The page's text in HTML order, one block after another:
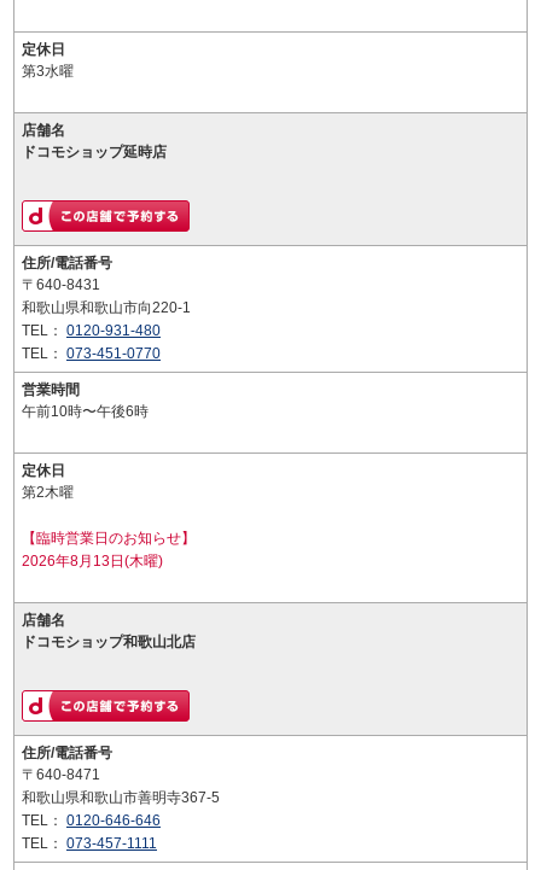
定休日
第3水曜
店舗名
ドコモショップ延時店
住所/電話番号
〒640-8431
和歌山県和歌山市向220-1
TEL： 0120-931-480
TEL： 073-451-0770
営業時間
午前10時〜午後6時
定休日
第2木曜
【臨時営業日のお知らせ】
2026年8月13日(木曜)
店舗名
ドコモショップ和歌山北店
住所/電話番号
〒640-8471
和歌山県和歌山市善明寺367-5
TEL： 0120-646-646
TEL： 073-457-1111